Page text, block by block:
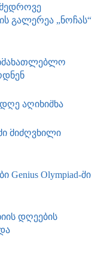
გალერეა „ნოჩას“
აღინიშნა
მიძღვნილი
Olympiad-ში
დღეების